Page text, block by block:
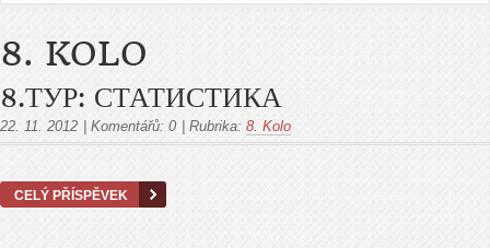
8. KOLO
8.ТУР: СТАТИСТИКА
22. 11. 2012 Komentářů: 0 Rubrika: 8. Kolo
CELÝ PŘÍSPĚVEK